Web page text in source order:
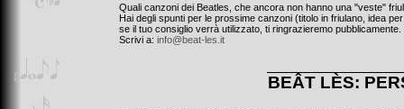
Quali canzoni dei Beatles, che ancora non hanno una "veste"
Hai degli spunti per le prossime canzoni (titolo in friulano, idea
se il tuo consiglio verrà utilizzato, ti ringrazieremo pubblicamente.
Scrivi a: info@beat-les.it
BEÂT LÈS: